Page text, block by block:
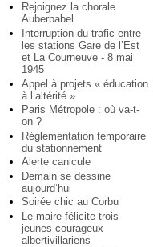
Rejoignez la chorale
Auberbabel
Interruption du trafic entre
les stations Gare de l’Est
et La Courneuve - 8 mai
1945
Appel à projets « éducation
à l’altérité »
Paris Métropole : où va-t-
on ?
Réglementation temporaire
du stationnement
Alerte canicule
Demain se dessine
aujourd’hui
Soirée chic au Corbu
Le maire félicite trois
jeunes courageux
albertivillariens